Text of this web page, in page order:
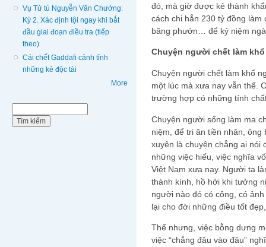
Vụ Tử tù Nguyễn Văn Chưởng:
Kỳ 2. Xác định tội ngay khi bắt
đầu giai đoạn điều tra (tiếp
theo)
Cái chết Gaddafi cảnh tỉnh
những kẻ độc tài
More
đó, mà giờ được kẻ thành
cách chi hẳn 230 tỷ đồng
băng phướn… để kỷ niệm
Chuyện người chết làm
Chuyện người chết làm khổ
một lúc mà xưa nay vẫn thế.
trường hợp có những tính
Chuyện người sống làm ma
niệm, để tri ân tiền nhân,
xuyên là chuyện chẳng ai nói
những việc hiếu, việc nghĩa
Việt Nam xưa nay. Người ta
thành kính, hồ hởi khi tưởng
người nào đó có công, có
lại cho đời những điều tốt
Thế nhưng, việc bỗng dưng
việc “chẳng đâu vào đâu”